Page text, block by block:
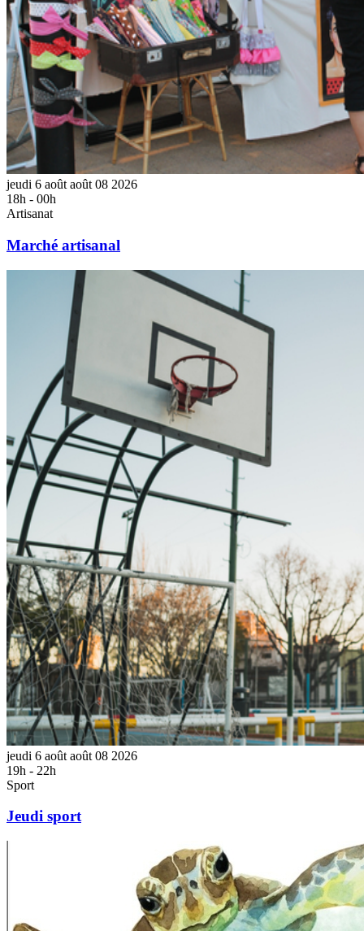
jeudi 6 août août 08 2026
18h - 00h
Artisanat
Marché artisanal
jeudi 6 août août 08 2026
19h - 22h
Sport
Jeudi sport